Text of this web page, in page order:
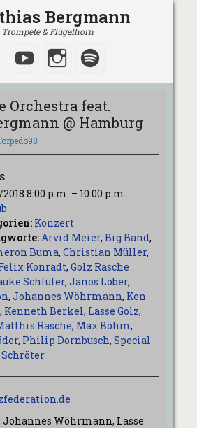
Bergmann
Trompete & Flügelhorn
Facebook
YouTubeInstagram
Orchestra feat.
@ Hamburg
8:00 p.m. – 10:00 p.m.
Konzert
Arvid Meier, Big Band,
Buma, Christian Müller,
Konradt, Golz Rasche
Schlüter, Janos Löber,
, Johannes Wöhrmann, Ken
, Kenneth Berkel, Lasse Golz,
Rasche, Max Böhm,
, Philip Dornbusch, Special
Johannes Wöhrmann, Lasse